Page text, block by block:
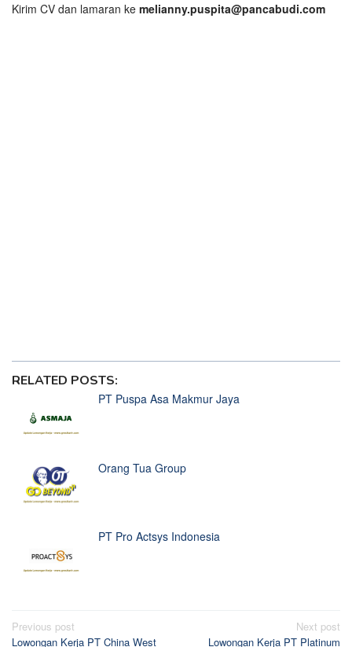
Kirim CV dan lamaran ke melianny.puspita@pancabudi.com
RELATED POSTS:
PT Puspa Asa Makmur Jaya
Orang Tua Group
PT Pro Actsys Indonesia
Post
Previous post
Lowongan Kerja PT China West
Next post
Lowongan Kerja PT Platinum